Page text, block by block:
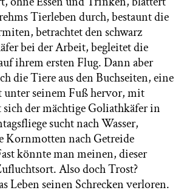
Tierleben durch, bestaunt die
betrachtet den schwarz
bei der Arbeit, begleitet die
ihrem ersten Flug. Dann aber
die Tiere aus den Buchseiten, eine
seinem Fuß hervor, mit
sich der mächtige Goliathkäfer in
sucht nach Wasser,
Kornmotten nach Getreide
könnte man meinen, dieser
Also doch Trost?
Leben seinen Schrecken verloren.